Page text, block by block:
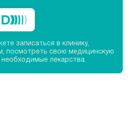
записаться в клинику,
посмотреть свою медицинскую
необходимые лекарства.